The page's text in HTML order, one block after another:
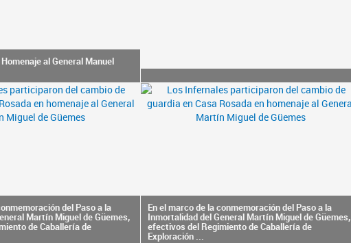
al General Manuel
del Paso a la
Martín Miguel de Güemes,
de Caballería de
En el marco de la conmemoración del Paso a la
Inmortalidad del General Martín Miguel de Güemes,
efectivos del Regimiento de Caballería de
Exploración ...